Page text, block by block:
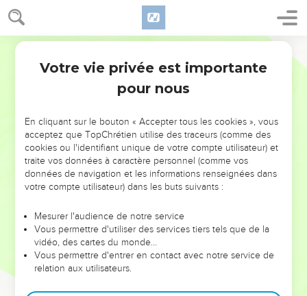
NE MANQUEZ PAS L’ÉVÉNEMENT
DE L’ANNÉE !
ET SI LEURS ERREURS POUVAIENT VOUS ÉVITER LES
VOTRES ?
leur foi ou leur vision. Mais on voit moins les doutes, les erreurs
et les saisons difficiles qu'ils ont traversés, alors même que ce
sont elles qui les ont façonnés.
Dans cette conférence, leaders, entrepreneurs, et responsables
Votre vie privée est importante
pour nous
En cliquant sur le bouton « Accepter tous les cookies », vous
acceptez que TopChrétien utilise des traceurs (comme des
cookies ou l'identifiant unique de votre compte utilisateur) et
traite vos données à caractère personnel (comme vos
données de navigation et les informations renseignées dans
votre compte utilisateur) dans les buts suivants :
Mesurer l'audience de notre service
Vous permettre d'utiliser des services tiers tels que de la
vidéo, des cartes du monde…
Vous permettre d'entrer en contact avec notre service de
relation aux utilisateurs.